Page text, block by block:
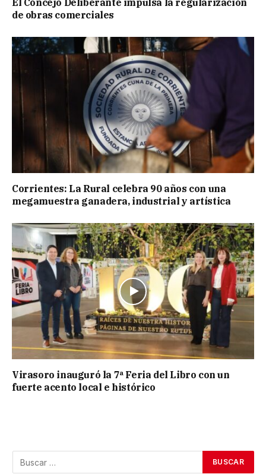
de obras comerciales
Corrientes: La Rural celebra 90 años con una
megamuestra ganadera, industrial y artística
Virasoro inauguró la 7ª Feria del Libro con un
fuerte acento local e histórico